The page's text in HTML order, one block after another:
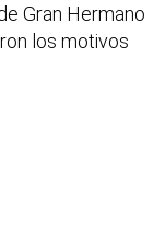
Gran Hermano
los motivos